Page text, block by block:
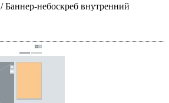
/ Баннер-небоскреб внутренний